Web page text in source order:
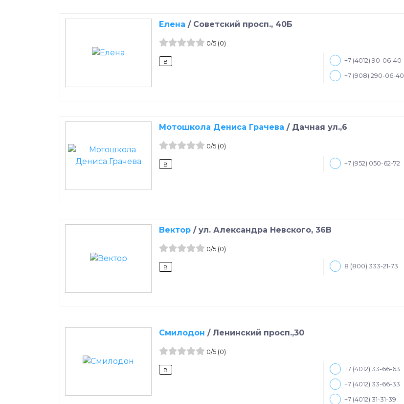
Елена / Советский просп., 40Б
0/5(0)
B +7 (4012) 90-06-40
+7 (908) 290-06-40
Мотошкола Дениса Грачева / Дачная ул.,6
0/5(0)
B +7 (952) 050-62-72
Вектор / ул. Александра Невского, 36В
0/5(0)
B 8 (800) 333-21-73
Смилодон / Ленинский просп.,30
0/5(0)
B +7 (4012) 33-66-63
+7 (4012) 33-66-33
+7 (4012) 31-31-39